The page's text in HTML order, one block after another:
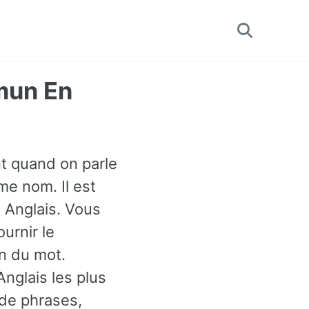
Toggle
En
quand on parle
nom. Il est
Vous
le
du mot.
les plus
phrases,